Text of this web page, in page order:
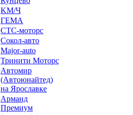
KM/Ч
ГЕМА
СТС-моторс
Сокол-авто
Major-auto
Тринити Моторс
Автомир
(Автоюнайтед)
на Ярославке
Арманд
Премиум